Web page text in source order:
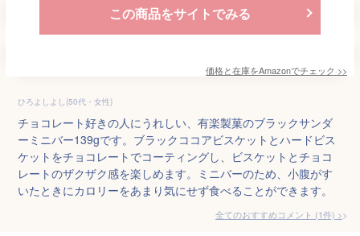
この商品をサイトでみる
価格と在庫をAmazonでチェック >>
ひろよしよし(50代・女性)
チョコレート好きの人にうれしい、有楽製菓のブラックサンダ
ーミニバー139gです。ブラックココアビスケットとハードビス
ケットをチョコレートでコーティングし、ビスケットとチョコ
レートのザクザク感を楽しめます。ミニバーのため、小腹がす
いたときにカロリーをあまり気にせず食べることができます。
全てのおすすめコメント (1件) >